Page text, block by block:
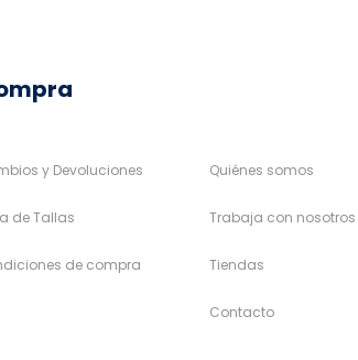
y Devoluciones
de Tallas
de compra
Quiénes somos
Trabaja con nosotros
Tiendas
Contacto